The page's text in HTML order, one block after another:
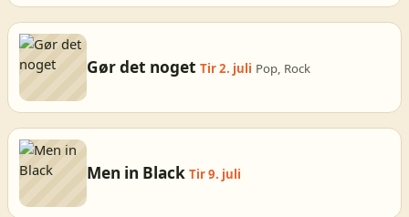
Gør det noget Tir 2. juli Pop, Rock
Men in Black Tir 9. juli